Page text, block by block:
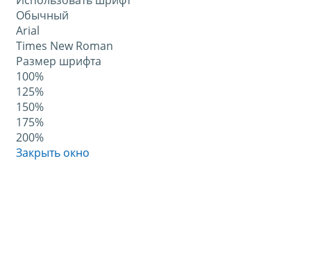
Обычный
Arial
Times New Roman
Размер шрифта
100%
125%
150%
175%
200%
Закрыть окно